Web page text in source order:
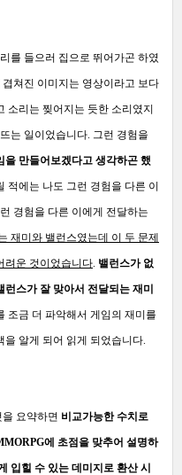
를 들으러 집으로 뛰어가곤 하였
쳐진 이미지는 영상이라고 보다
소리는 찢어지는 듯한 소리였지
는 일이었습니다. 그런 경험을
을 만들어보겠다고 생각하곤 했
적에는 나도 그런 경험을 다른 이
경험을 다른 이에게 전달하는
재미와 밸런스였는데 이 두 문제
려운 것이었습니다. 밸런스가 없
스가 잘 맞아서 전달되는 재미
조금 더 파악해서 게임의 재미를
알게 되어 읽게 되었습니다.
요약하면 비교가능한 수치로
에 초점을 맞추어 설명하
입힐 수 있는 데미지로 환산 시